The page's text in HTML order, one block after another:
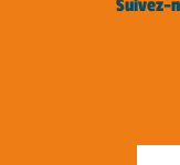
Suivez-